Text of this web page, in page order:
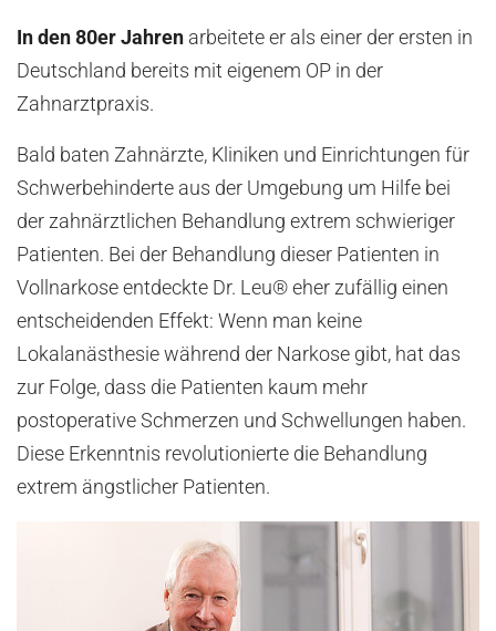
In den 80er Jahren arbeitete er als einer der ersten in
Deutschland bereits mit eigenem OP in der
Zahnarztpraxis.
Bald baten Zahnärzte, Kliniken und Einrichtungen für
Schwerbehinderte aus der Umgebung um Hilfe bei
der zahnärztlichen Behandlung extrem schwieriger
Patienten. Bei der Behandlung dieser Patienten in
Vollnarkose entdeckte Dr. Leu® eher zufällig einen
entscheidenden Effekt: Wenn man keine
Lokalanästhesie während der Narkose gibt, hat das
zur Folge, dass die Patienten kaum mehr
postoperative Schmerzen und Schwellungen haben.
Diese Erkenntnis revolutionierte die Behandlung
extrem ängstlicher Patienten.